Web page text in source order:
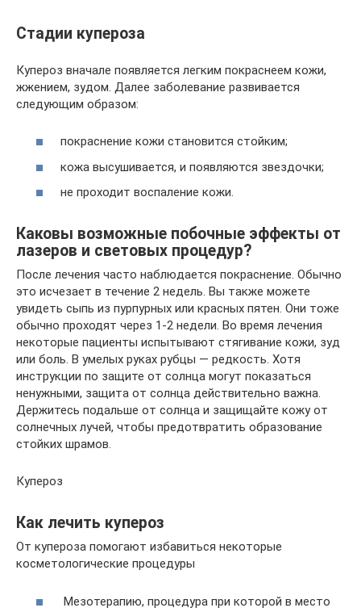
Стадии купероза
Купероз вначале появляется легким покраснеем кожи,
жжением, зудом. Далее заболевание развивается
следующим образом:
покраснение кожи становится стойким;
кожа высушивается, и появляются звездочки;
не проходит воспаление кожи.
Каковы возможные побочные эффекты от
лазеров и световых процедур?
После лечения часто наблюдается покраснение. Обычно
это исчезает в течение 2 недель. Вы также можете
увидеть сыпь из пурпурных или красных пятен. Они тоже
обычно проходят через 1-2 недели. Во время лечения
некоторые пациенты испытывают стягивание кожи, зуд
или боль. В умелых руках рубцы — редкость. Хотя
инструкции по защите от солнца могут показаться
ненужными, защита от солнца действительно важна.
Держитесь подальше от солнца и защищайте кожу от
солнечных лучей, чтобы предотвратить образование
стойких шрамов.
Купероз
Как лечить купероз
От купероза помогают избавиться некоторые
косметологические процедуры
Мезотерапию, процедура при которой в место